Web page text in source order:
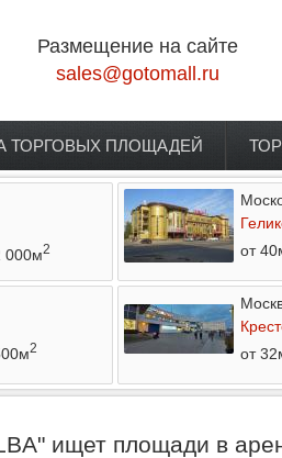
Размещение на сайте
sales@gotomall.ru
ТОРГОВЫХ ПЛОЩАДЕЙ
000м2
от
2
от
ищет площади в